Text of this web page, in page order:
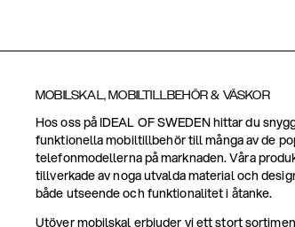
MOBILSKAL, MOBILTILLBEHÖR & VÄSKOR
Hos oss på IDEAL OF SWEDEN hittar du
funktionella mobiltillbehör till många av de
telefonmodellerna på marknaden. Våra
tillverkade av noga utvalda material och
både utseende och funktionalitet i åtanke.
Utöver mobilskal erbjuder vi ett stort